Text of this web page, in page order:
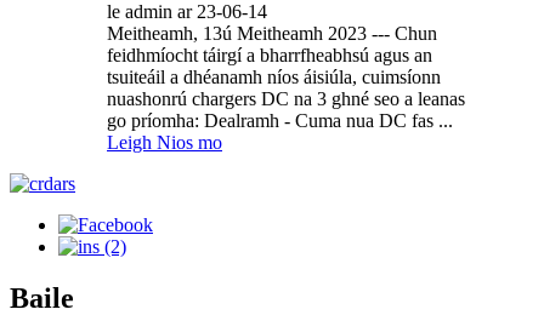
le admin ar 23-06-14
Meitheamh, 13ú Meitheamh 2023 --- Chun
feidhmíocht táirgí a bharrfheabhsú agus an
tsuiteáil a dhéanamh níos áisiúla, cuimsíonn
nuashonrú chargers DC na 3 ghné seo a leanas
go príomha: Dealramh - Cuma nua DC fas ...
Leigh Nios mo
Baile